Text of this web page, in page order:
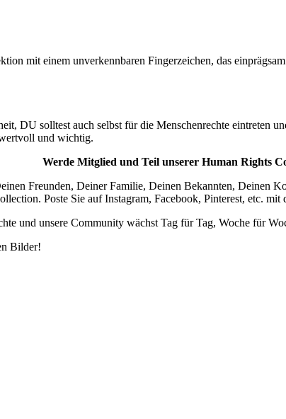
mit einem unverkennbaren Fingerzeichen, das
DU solltest auch selbst für die Menschenrechte eintreten
und wichtig.
Werde Mitglied und Teil unserer Human Rights
Freunden, Deiner Familie, Deinen Bekannten, Deinen
Poste Sie auf Instagram, Facebook, Pinterest, etc. mit
und unsere Community wächst Tag für Tag, Woche für
Bilder!